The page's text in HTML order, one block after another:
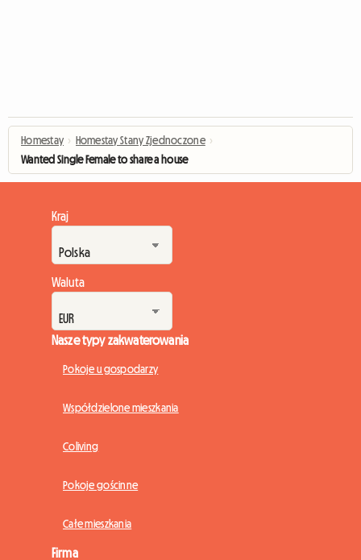
Homestay › Homestay Stany Zjednoczone ›
Wanted Single Female to share a house
Kraj
Waluta
Nasze typy zakwaterowania
Pokoje u gospodarzy
Współdzielone mieszkania
Coliving
Pokoje gościnne
Całe mieszkania
Firma